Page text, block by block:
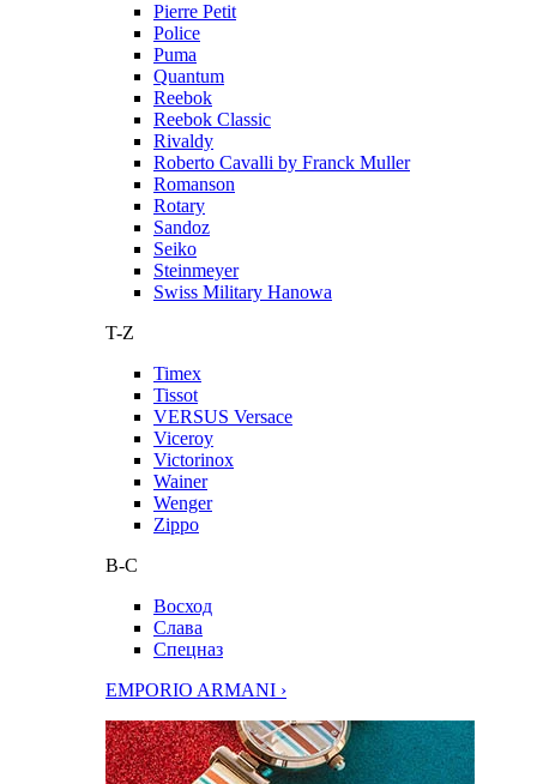
Pierre Petit
Police
Puma
Quantum
Reebok
Reebok Classic
Rivaldy
Roberto Cavalli by Franck Muller
Romanson
Rotary
Sandoz
Seiko
Steinmeyer
Swiss Military Hanowa
T-Z
Timex
Tissot
VERSUS Versace
Viceroy
Victorinox
Wainer
Wenger
Zippo
В-С
Восход
Слава
Спецназ
EMPORIO ARMANI ›